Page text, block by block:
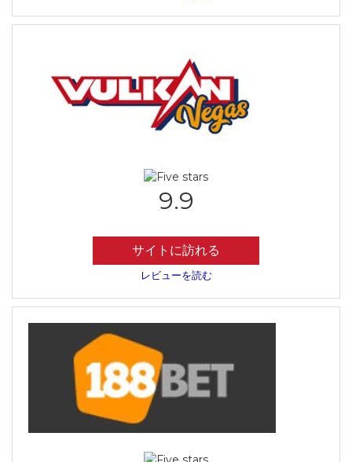
9.9
サイトに訪れる
レビューを読む